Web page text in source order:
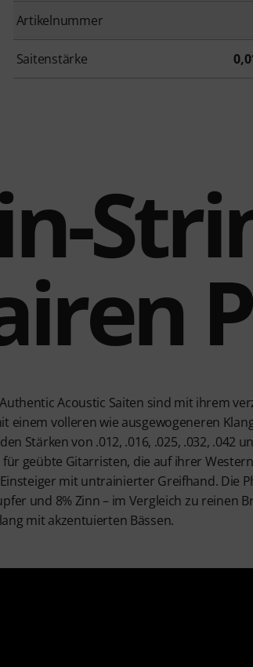
Artikelnummer
Saitenstärke
Acoustic Saiten sind mit ihrem
einem volleren wie ausgewogeneren
Stärken von .012, .016, .025, .032, .042
geübte Gitarristen, die auf ihrer
mit untrainierter Greifhand. Die
und 8% Zinn – im Vergleich zu reinen
mit akzentuierten Bässen.